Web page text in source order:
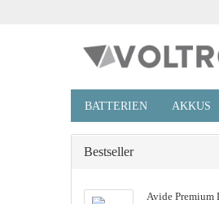
BATTERIEN
Micro AAA
AKKUS
Micro
Bestseller
Avide Pre­mi­um